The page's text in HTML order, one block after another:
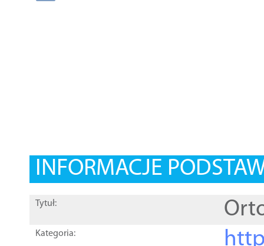
INFORMACJE
Tytuł:
Kategoria: